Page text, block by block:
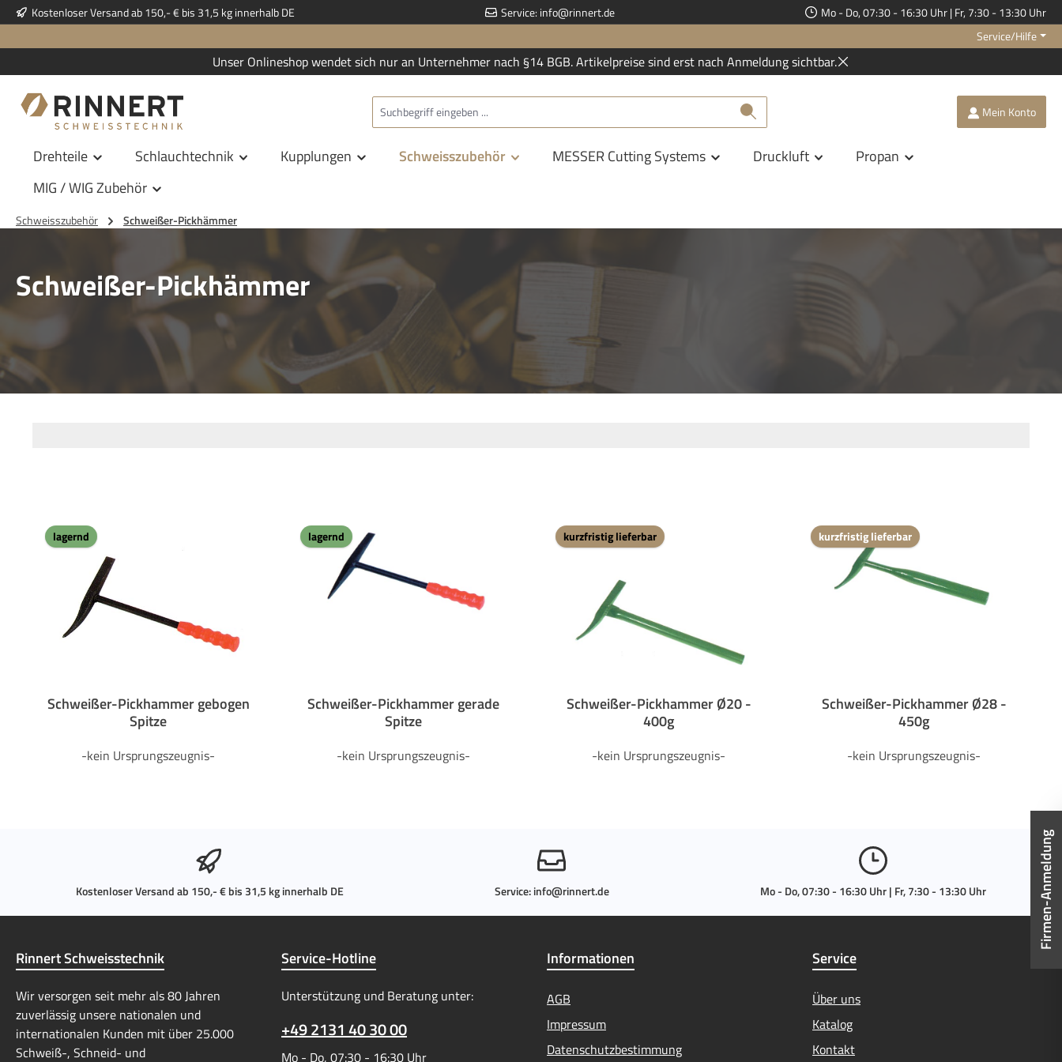
Hauptinhalt springen
Zur Suche springen
Zur Hauptnavigation springen
Kostenloser Versand ab 150,- € bis 31,5 kg innerhalb DE Service: info@rinnert.de
Mo - Do, 07:30 - 16:30 Uhr | Fr, 7:30 - 13:30 Uhr
Service/Hilfe
Unser Onlineshop wendet sich nur an Unternehmer nach §14 BGB. Artikelpreise sind erst nach Anmeldung sichtbar.
Mein Konto
Drehteile Schlauchtechnik Kupplungen Schweisszubehör MESSER Cutting Systems Druckluft
Propan
MIG / WIG Zubehör
Schweisszubehör Schweißer-Pickhämmer
Schweißer-Pickhämmer
lagernd
Schweißer-Pickhammer gebogen
Spitze
-kein Ursprungszeugnis-
lagernd
Schweißer-Pickhammer gerade
Spitze
-kein Ursprungszeugnis-
kurzfristig lieferbar
Schweißer-Pickhammer Ø20 -
400g
-kein Ursprungszeugnis-
kurzfristig lieferbar
Schweißer-Pickhammer Ø28 -
450g
-kein Ursprungszeugnis-
Kostenloser Versand ab 150,- € bis 31,5 kg innerhalb DE Service:info@rinnert.de Mo - Do, 07:30 - 16:30 Uhr | Fr, 7:30 - 13:30 Uhr
Rinnert Schweisstechnik
Wir versorgen seit mehr als 80 Jahren
zuverlässig unsere nationalen und
internationalen Kunden mit über 25.000
Schweiß-, Schneid- und
Service-Hotline
Unterstützung und Beratung unter:
+49 2131 40 30 00
Mo - Do, 07:30 - 16:30 Uhr
Informationen
AGB
Impressum
Datenschutzbestimmung
Service
Über uns
Katalog
Kontakt
Firmen-Anmeldung